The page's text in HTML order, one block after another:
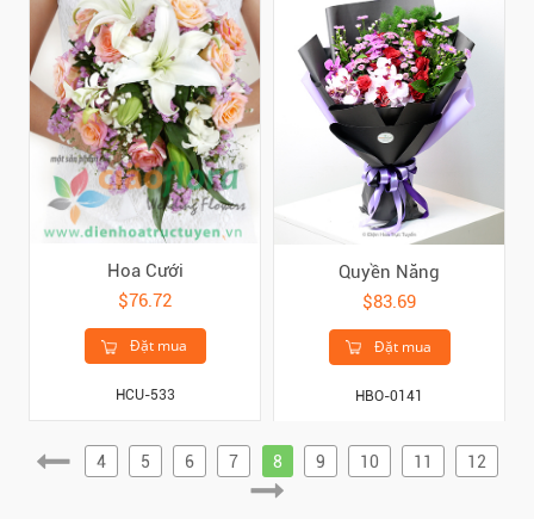
Hoa Cưới
$76.72
Đặt mua
HCU-533
Quyền Năng
$83.69
Đặt mua
HBO-0141
4 5 6 7 8 9 10 11 12